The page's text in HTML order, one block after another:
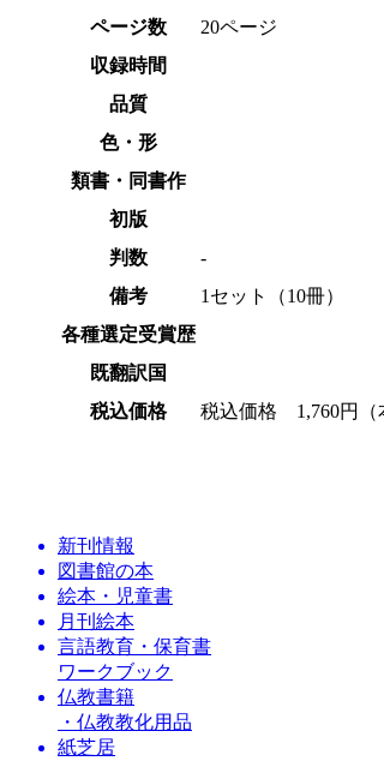
ページ数
20ページ
収録時間
品質
色・形
類書・同書作
初版
判数
‐
備考
1セット（10冊）
各種選定受賞歴
既翻訳国
税込価格
税込価格 1,760円（
新刊情報
図書館の本
絵本・児童書
月刊絵本
言語教育・保育書
ワークブック
仏教書籍
・仏教教化用品
紙芝居